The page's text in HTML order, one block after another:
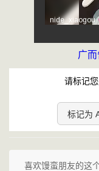
广
请标记
标记为
喜欢馒蛮朋友的这